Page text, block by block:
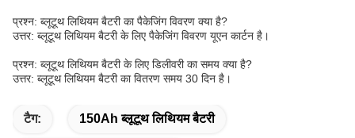
प्रश्न: ब्लूटूथ लिथियम बैटरी का पैकेजिंग विवरण क्या है?
उत्तर: ब्लूटूथ लिथियम बैटरी के लिए पैकेजिंग विवरण यूएन कार्टन है।
प्रश्न: ब्लूटूथ लिथियम बैटरी के लिए डिलीवरी का समय क्या है?
उत्तर: ब्लूटूथ लिथियम बैटरी का वितरण समय 30 दिन है।
टैग: 150Ah ब्लूटूथ लिथियम बैटरी